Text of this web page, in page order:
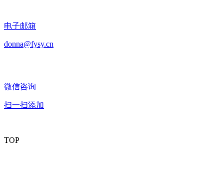
电子邮箱
donna@fysy.cn
微信咨询
扫一扫添加
TOP